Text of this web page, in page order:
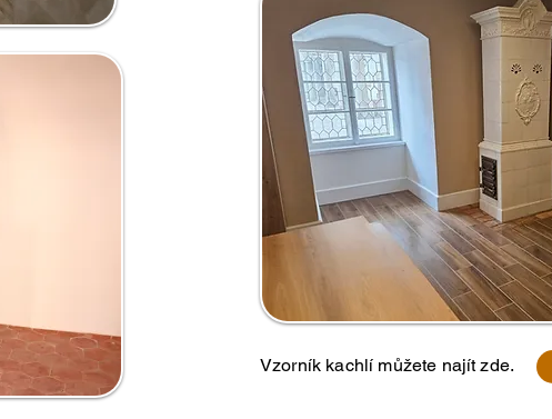
Vzorník kachlí můžete najít zde.